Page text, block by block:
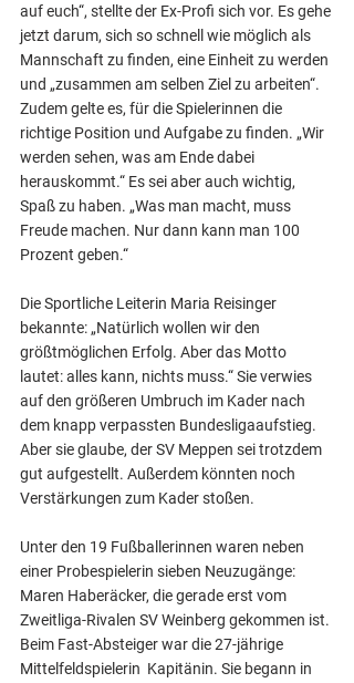
auf euch“, stellte der Ex-Profi sich vor. Es gehe
jetzt darum, sich so schnell wie möglich als
Mannschaft zu finden, eine Einheit zu werden
und „zusammen am selben Ziel zu arbeiten“.
Zudem gelte es, für die Spielerinnen die
richtige Position und Aufgabe zu finden. „Wir
werden sehen, was am Ende dabei
herauskommt.“ Es sei aber auch wichtig,
Spaß zu haben. „Was man macht, muss
Freude machen. Nur dann kann man 100
Prozent geben.“
Die Sportliche Leiterin Maria Reisinger
bekannte: „Natürlich wollen wir den
größtmöglichen Erfolg. Aber das Motto
lautet: alles kann, nichts muss.“ Sie verwies
auf den größeren Umbruch im Kader nach
dem knapp verpassten Bundesligaaufstieg.
Aber sie glaube, der SV Meppen sei trotzdem
gut aufgestellt. Außerdem könnten noch
Verstärkungen zum Kader stoßen.
Unter den 19 Fußballerinnen waren neben
einer Probespielerin sieben Neuzugänge:
Maren Haberäcker, die gerade erst vom
Zweitliga-Rivalen SV Weinberg gekommen ist.
Beim Fast-Absteiger war die 27-jährige
Mittelfeldspielerin  Kapitänin. Sie begann in